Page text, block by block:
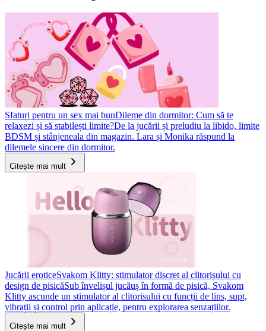
Sfaturi pentru un sex mai bunDileme din dormitor: Cum să te
relaxezi și să stabilești limite?De la jucării și preludiu la libido, limite
BDSM și stânjeneala din magazin. Lara și Monika răspund la
dilemele sincere din dormitor.
Citește mai mult
Jucării eroticeSvakom Klitty: stimulator discret al clitorisului cu
design de pisicăSub învelișul jucăuș în formă de pisică, Svakom
Klitty ascunde un stimulator al clitorisului cu funcții de lins, supt,
vibrații și control prin aplicație, pentru explorarea senzațiilor.
Citește mai mult